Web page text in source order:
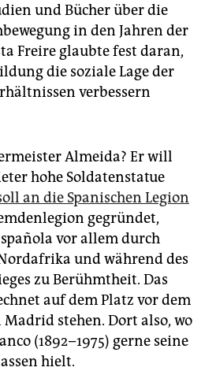
und Bücher über die
in den Jahren der
Freire glaubte fest daran,
die soziale Lage der
verbessern
Almeida? Er will
hohe Soldatenstatue
an die Spanischen Legion
gegründet,
vor allem durch
und während des
zu Berühmtheit. Das
auf dem Platz vor dem
stehen. Dort also, wo
(1892–1975) gerne seine
hielt.